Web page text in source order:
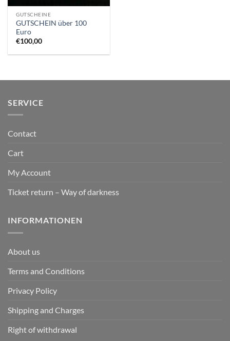
GUTSCHEINE
GUTSCHEIN über 100
Euro
€100,00
SERVICE
Contact
Cart
My Account
Ticket return – Way of darkness
INFORMATIONEN
About us
Terms and Conditions
Privacy Policy
Shipping and Charges
Right of withdrawal